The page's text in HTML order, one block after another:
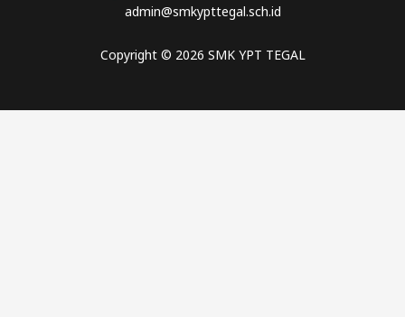
admin@smkypttegal.sch.id
Copyright © 2026 SMK YPT TEGAL